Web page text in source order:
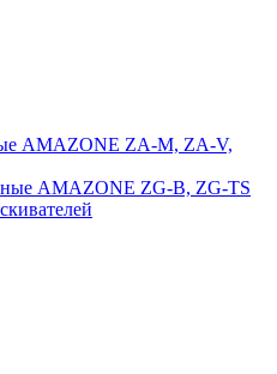
AMAZONE ZA-M, ZA-V,
AMAZONE ZG-B, ZG-TS